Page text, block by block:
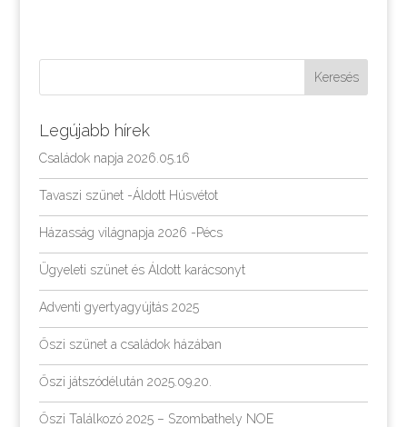
Legújabb hírek
Családok napja 2026.05.16
Tavaszi szünet -Áldott Húsvétot
Házasság világnapja 2026 -Pécs
Ügyeleti szünet és Áldott karácsonyt
Adventi gyertyagyújtás 2025
Őszi szünet a családok házában
Őszi játszódélután 2025.09.20.
Őszi Találkozó 2025 – Szombathely NOE